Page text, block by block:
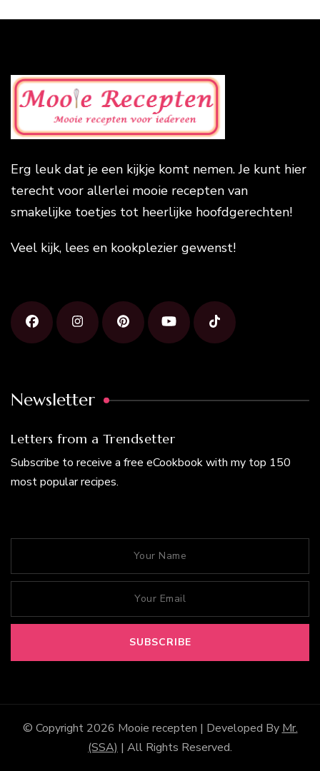
Erg leuk dat je een kijkje komt nemen. Je kunt hier
terecht voor allerlei mooie recepten van
smakelijke toetjes tot heerlijke hoofdgerechten!
Veel kijk, lees en kookplezier gewenst!
Newsletter
Letters from a Trendsetter
Subscribe to receive a free eCookbook with my top 150
most popular recipes.
© Copyright 2026 Mooie recepten | Developed By Mr.
(SSA) | All Rights Reserved.